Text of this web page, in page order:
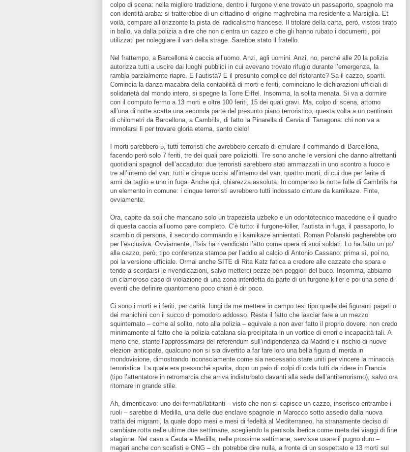
colpo di scena: nella migliore tradizione, dentro il furgone viene trovato un passaporto, spagnolo ma
con identità araba: si tratterebbe di un cittadino di origine maghrebina ma residente a Marsiglia. Et
voilà, compare all’orizzonte la pista del radicalismo francese. Il titolare della carta, però, vistosi tirato
in ballo, va dalla polizia a dire che non c’entra un cazzo e che gli hanno rubato i documenti, poi
utilizzati per noleggiare il van della strage. Sarebbe stato il fratello.
Nel frattempo, a Barcellona è caccia all’uomo. Anzi, agli uomini. Anzi, no, perché alle 20 la polizia
autorizza tutti a uscire dai luoghi pubblici in cui avevano trovato rifugio durante l’emergenza, la
rambla parzialmente riapre. E l’autista? E il presunto complice del ristorante? Sa il cazzo, spariti.
Comincia la danza macabra della contabilità di morti e feriti, cominciano le dichiarazioni ufficiali di
solidarietà dal mondo intero, si spegne la Torre Eiffel. Insomma, la solita menata. Si va a dormire
con il computo fermo a 13 morti e oltre 100 feriti, 15 dei quali gravi. Ma, colpo di scena, attorno
all’una di notte scatta una seconda parte del presunto piano terroristico, questa volta a un centinaio
di chilometri da Barcellona, a Cambrils, di fatto la Pinarella di Cervia di Tarragona: chi non va a
immolarsi lì per trovare gloria eterna, santo cielo!
I morti sarebbero 5, tutti terroristi che avrebbero cercato di emulare il commando di Barcellona,
facendo però solo 7 feriti, tre dei quali pare poliziotti. Tre sono anche le versioni che danno altrettanti
quotidiani spagnoli dell’accaduto: due terroristi sarebbero stati ammazzati in uno scontro a fuoco e
tre all’interno del van; tutti e cinque uccisi all’interno del van; quattro morti, di cui due per ferite di
armi da taglio e uno in fuga. Anche qui, chiarezza assoluta. In compenso la notte folle di Cambrils ha
un elemento in comune: i cinque terroristi avrebbero tutti indossato cinture da kamikaze. Finte,
ovviamente.
Ora, capite da soli che mancano solo un trapezista uzbeko e un odontotecnico macedone e il quadro
di questa caccia all’uomo pare completo. C’è tutto: il furgone-killer, l’autista in fuga, il passaporto, lo
scambio di persona, il secondo commando e i kamikaze annientati. Roman Polanski pagherebbe oro
per l’esclusiva. Ovviamente, l’Isis ha rivendicato l’atto come opera di suoi soldati. Lo ha fatto un po’
alla cazzo, però, tipo conferenza stampa per l’addio al calcio di Antonio Cassano: prima sì, poi no,
poi la versione ufficiale. Ormai anche SITE di Rita Katz fatica a credere alle cazzate che spara e
tende a scordarsi le rivendicazioni, salvo metterci pezze ben peggiori del buco. Insomma, abbiamo
un clamoroso caso di violazione di una zona interdetta da parte di un furgone killer e poi una serie di
eventi che definire quantomeno poco chiari è dir poco.
Ci sono i morti e i feriti, per carità: lungi da me mettere in campo tesi tipo quelle dei figuranti pagati o
dei manichini con il succo di pomodoro addosso. Resta il fatto che lasciar fare a un mezzo
squinternato – come al solito, noto alla polizia – equivale a non aver fatto il proprio dovere: non credo
minimamente al fatto che la polizia catalana sia precipitata in un vortice di errori e incapacità tali. A
meno che, stante l’approssimarsi del referendum sull’indipendenza da Madrid e il rischio di nuove
elezioni anticipate, qualcuno non si sia divertito a far fare loro una bella figura di merda in
mondovisione, dimostrando inconsciamente come sia necessario stare uniti per vincere la minaccia
terroristica. La quale era pressoché sparita, dopo un paio di colpi di coda tutti da ridere in Francia
(tipo l’attentatore in retromarcia che arriva indisturbato davanti alla sede dell’antiterrorismo), salvo ora
ritornare in grande stile.
Ah, dimenticavo: uno dei fermati/latitanti – visto che non si capisce un cazzo, inserisco entrambe i
ruoli – sarebbe di Medilla, una delle due enclave spagnole in Marocco sotto assedio dalla nuova
tratta dei migranti, la quale dopo mesi e mesi di fedeltà al Mediterraneo, ha stranamente deciso di
cambiare rotta nelle ultime due settimane, scegliendo la penisola iberica come meta dei viaggi di fine
stagione. Nel caso a Ceuta e Medilla, nelle prossime settimane, servisse usare il pugno duro –
magari anche con scafisti e ONG – chi potrebbe dire nulla, a fronte di un sospettato e 13 morti sul